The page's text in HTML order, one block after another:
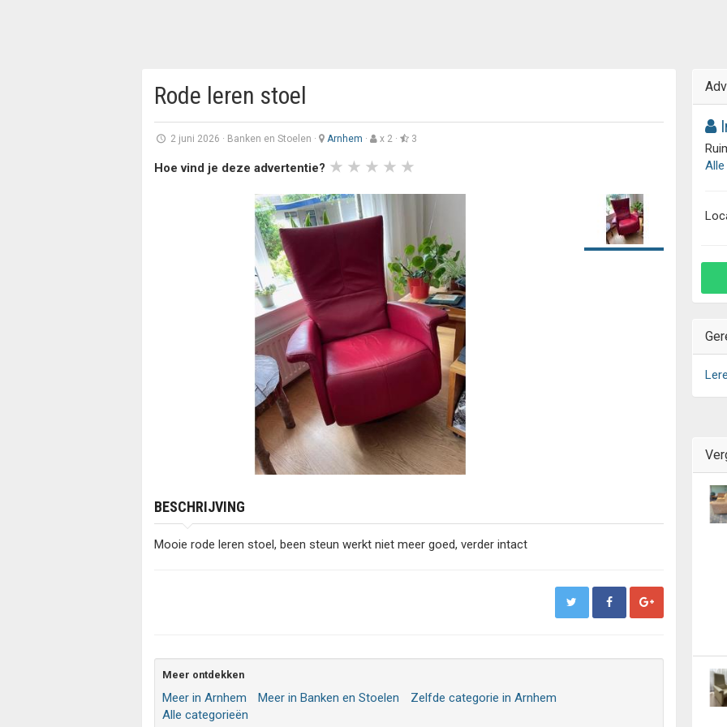
Rode leren stoel
2 juni 2026 · Banken en Stoelen · Arnhem · x 2 · 3
Hoe vind je deze advertentie?
BESCHRIJVING
Mooie rode leren stoel, been steun werkt niet meer goed, verder intact
Meer ontdekken
Meer in Arnhem Meer in Banken en Stoelen
Zelfde categorie in Arnhem
Alle categorieën